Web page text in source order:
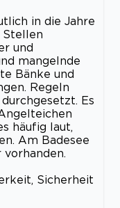
in die Jahre
Stellen
und
mangelnde
Bänke und
Regeln
Es
häufig laut,
Am Badesee
Sicherheit